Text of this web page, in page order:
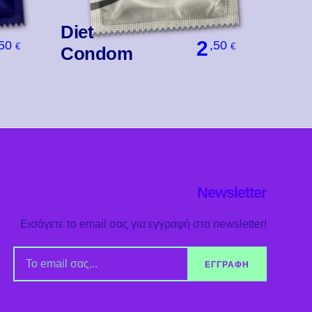
€
Diet
Condom
2 ,50 €
Newsletter
Εισάγετε το email σας για εγγραφή στο newsletter!